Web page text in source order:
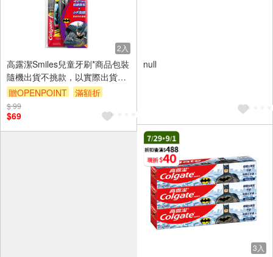
2入
高露潔Smiles兒童牙刷*商品包裝
隨機出貨不挑款，以實際出貨為
準。
贈OPENPOINT
滿額折
贈$200
$ 99
$69
null
3入